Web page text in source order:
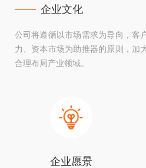
企业文化
公司将遵循以市场需求为导向，客
力、资本市场为助推器的原则，加
合理布局产业领域。
企业愿景